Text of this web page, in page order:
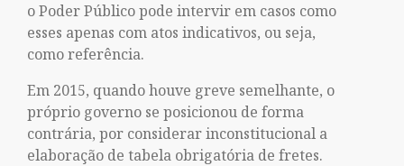
o Poder Público pode intervir em casos como
esses apenas com atos indicativos, ou seja,
como referência.
Em 2015, quando houve greve semelhante, o
próprio governo se posicionou de forma
contrária, por considerar inconstitucional a
elaboração de tabela obrigatória de fretes.